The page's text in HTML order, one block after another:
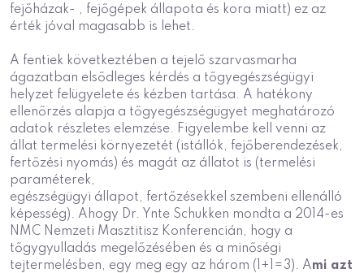
fejőházak- , fejőgépek állapota és kora miatt) ez az
érték jóval magasabb is lehet.
A fentiek következtében a tejelő szarvasmarha
ágazatban elsődleges kérdés a tőgyegészségügyi
helyzet felügyelete és kézben tartása. A hatékony
ellenőrzés alapja a tőgyegészségügyet meghatározó
adatok részletes elemzése. Figyelembe kell venni az
állat termelési környezetét (istállók, fejőberendezések,
fertőzési nyomás) és magát az állatot is (termelési
paraméterek,
egészségügyi állapot, fertőzésekkel szembeni ellenálló
képesség). Ahogy Dr. Ynte Schukken mondta a 2014-es
NMC Nemzeti Masztitisz Konferencián, hogy a
tőgygyulladás megelőzésében és a minőségi
tejtermelésben, egy meg egy az három (1+1=3). Ami azt